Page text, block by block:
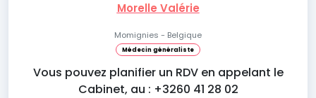
Morelle Valérie
Momignies - Belgique
Médecin généraliste
Vous pouvez planifier un RDV en appelant le
Cabinet, au : +3260 41 28 02